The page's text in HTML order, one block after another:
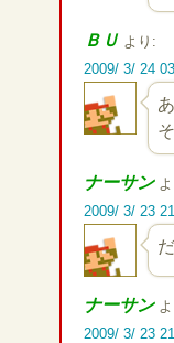
ＢＵ より:
2009/ 3/ 24
ナーサン
2009/ 3/ 23
ナーサン
2009/ 3/ 23